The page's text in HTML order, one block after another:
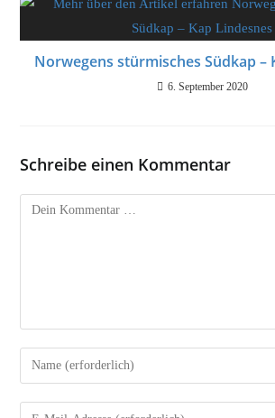
Norwegens stürmisches Südkap –
6. September 2020
Schreibe einen Kommentar